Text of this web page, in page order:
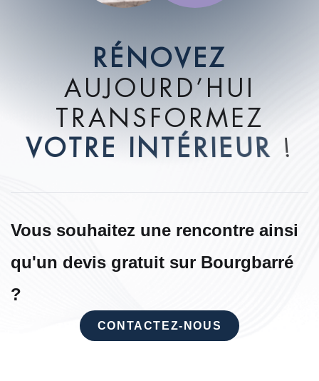
RÉ NOVEZ
AUJOU RD’ H U I
TRANS FORMEZ
VOTRE I NTÉRIEUR !
Vous souhaitez une rencontre ainsi
qu'un devis gratuit sur Bourgbarré
?
CONTACTEZ-NOUS